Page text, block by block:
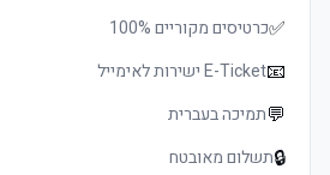
✅כרטיסים מקוריים 100%
📧E-Ticket ישירות לאימייל
💬תמיכה בעברית
🔒תשלום מאובטח